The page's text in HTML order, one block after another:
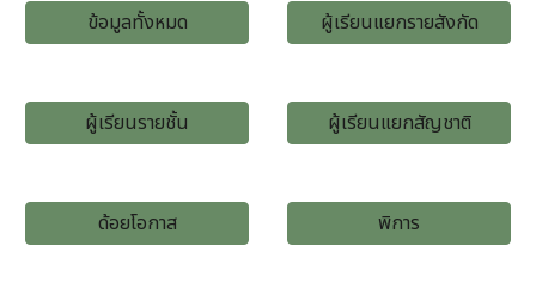
ข้อมูลทั้งหมด ผู้เรียนแยกรายสังกัด
ผู้เรียนรายชั้น ผู้เรียนแยกสัญชาติ
ด้อยโอกาส พิการ